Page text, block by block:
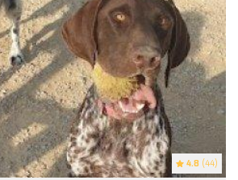
4.8 (44)